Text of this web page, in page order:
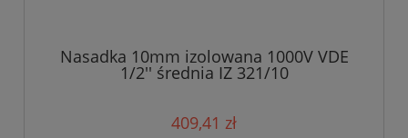
Nasadka 10mm izolowana 1000V VDE
1/2'' średnia IZ 321/10
409,41 zł